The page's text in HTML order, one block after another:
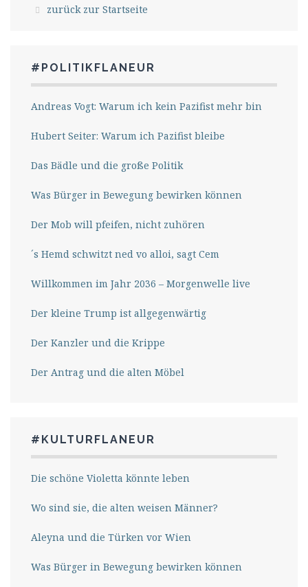
zurück zur Startseite
#POLITIKFLANEUR
Andreas Vogt: Warum ich kein Pazifist mehr bin
Hubert Seiter: Warum ich Pazifist bleibe
Das Bädle und die große Politik
Was Bürger in Bewegung bewirken können
Der Mob will pfeifen, nicht zuhören
´s Hemd schwitzt ned vo alloi, sagt Cem
Willkommen im Jahr 2036 – Morgenwelle live
Der kleine Trump ist allgegenwärtig
Der Kanzler und die Krippe
Der Antrag und die alten Möbel
#KULTURFLANEUR
Die schöne Violetta könnte leben
Wo sind sie, die alten weisen Männer?
Aleyna und die Türken vor Wien
Was Bürger in Bewegung bewirken können